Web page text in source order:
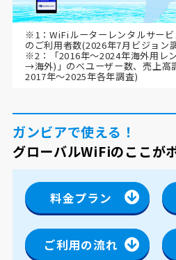
※1：WiFiルーターレンタルサー
のご利用者数(2026年7月ビジョン
※2：「2016年～2024年海外用レ
→海外)」のべユーザー数、売上高
2017年～2025年各年調査)
ガンビアで使える！
グローバルWiFiのここが
料金プラン
ご利用の流れ